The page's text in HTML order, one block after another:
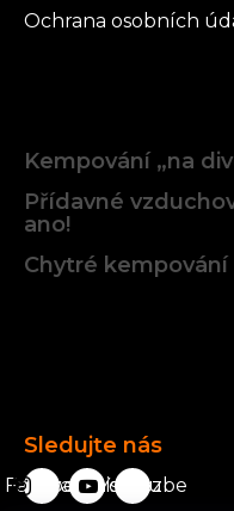
Ochrana osobních
Kempování „na
Přídavné
ano!
Chytré kempování
Sledujte nás
Facebook
karavanista.cz
YouTube